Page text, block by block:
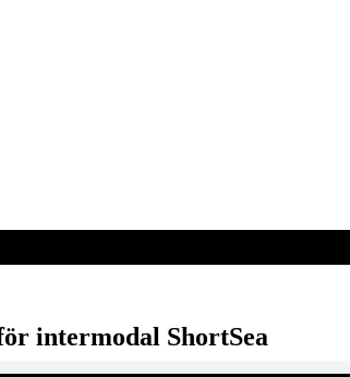
intermodal ShortSea